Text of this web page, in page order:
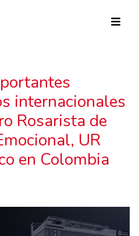
internacionales
Rosarista de
UR
en Colombia